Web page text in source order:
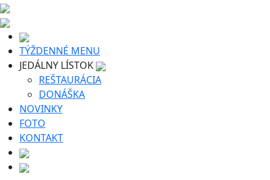
TÝŽDENNÉ MENU
JEDÁLNY LÍSTOK
REŠTAURÁCIA
DONÁŠKA
NOVINKY
FOTO
KONTAKT